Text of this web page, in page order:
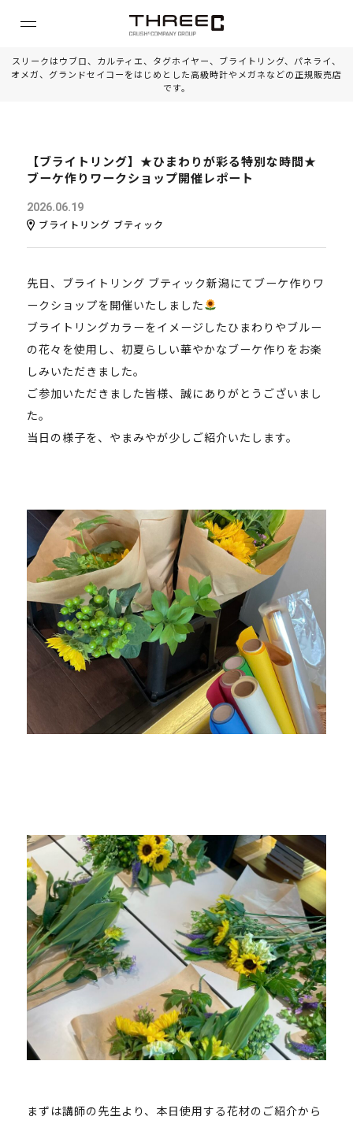
スリークはウブロ、カルティエ、タグホイヤー、ブライトリング、パネライ、
オメガ、グランドセイコーをはじめとした高級時計やメガネなどの正規販売店
です。
【ブライトリング】★ひまわりが彩る特別な時間★
ブーケ作りワークショップ開催レポート
2026.06.19
ブライトリング ブティック
先日、ブライトリング ブティック新潟にてブーケ作りワ
ークショップを開催いたしました
ブライトリングカラーをイメージしたひまわりやブルー
の花々を使用し、初夏らしい華やかなブーケ作りをお楽
しみいただきました。
ご参加いただきました皆様、誠にありがとうございまし
た。
当日の様子を、やまみやが少しご紹介いたします。
まずは講師の先生より、本日使用する花材のご紹介から